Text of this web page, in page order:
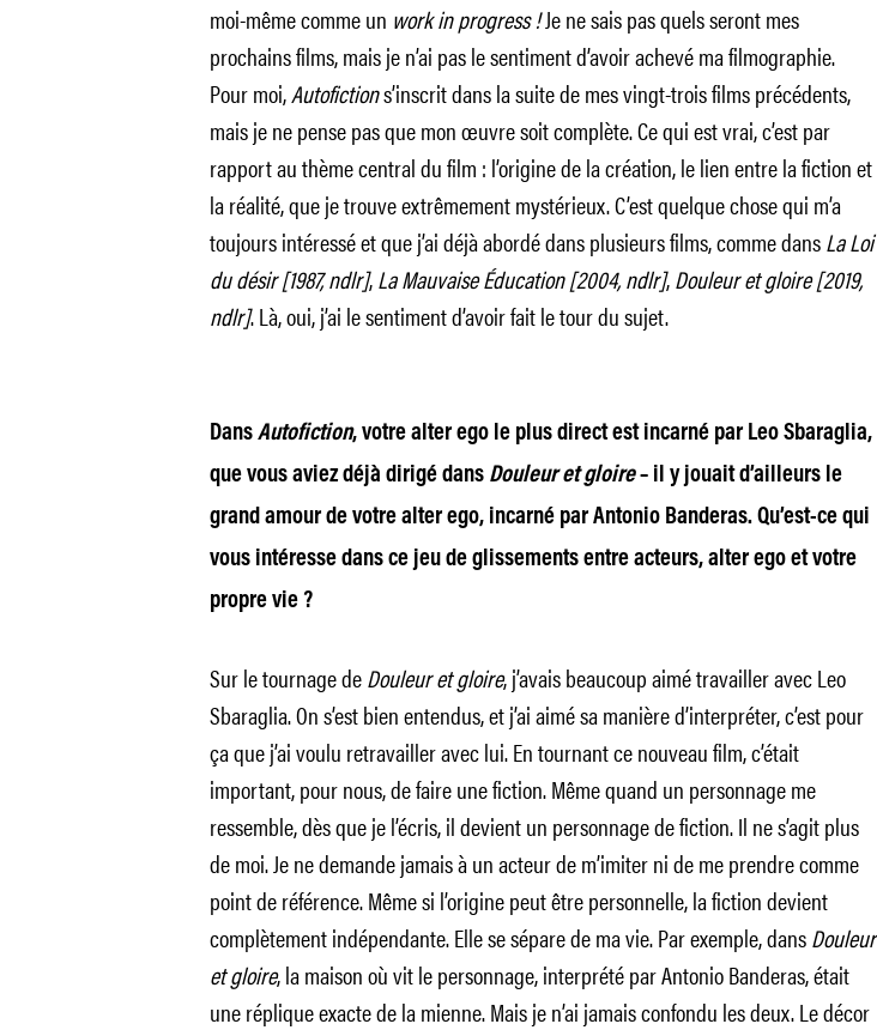
moi-même comme un work in progress !Je ne sais pas quels seront mes
prochains films, mais je n’ai pas le sentiment d’avoir achevé ma filmographie.
Pour moi,Autofictions’inscrit dans la suite de mes vingt-trois films précédents,
mais je ne pense pas que mon œuvre soit complète. Ce qui est vrai, c’est par
rapport au thème central du film : l’origine de la création, le lien entre la fiction et
la réalité, que je trouve extrêmement mystérieux. C’est quelque chose qui m’a
toujours intéressé et que j’ai déjà abordé dans plusieurs films, comme dansLa Loi
du désir [1987, ndlr],La Mauvaise Éducation [2004, ndlr],Douleur et gloire [2019,
ndlr]. Là, oui, j’ai le sentiment d’avoir fait le tour du sujet.
Dans Autofiction, votre alter ego le plus direct est incarné par Leo Sbaraglia,
que vous aviez déjà dirigé dans Douleur et gloire– il y jouait d’ailleurs le
grand amour de votre alter ego, incarné par Antonio Banderas. Qu’est-ce qui
vous intéresse dans ce jeu de glissements entre acteurs, alter ego et votre
propre vie ?
Sur le tournage deDouleur et gloire, j’avais beaucoup aimé travailler avec Leo
Sbaraglia. On s’est bien entendus, et j’ai aimé sa manière d’interpréter, c’est pour
ça que j’ai voulu retravailler avec lui. En tournant ce nouveau film, c’était
important, pour nous, de faire une fiction. Même quand un personnage me
ressemble, dès que je l’écris, il devient un personnage de fiction. Il ne s’agit plus
de moi. Je ne demande jamais à un acteur de m’imiter ni de me prendre comme
point de référence. Même si l’origine peut être personnelle, la fiction devient
complètement indépendante. Elle se sépare de ma vie. Par exemple, dansDouleur
et gloire, la maison où vit le personnage, interprété par Antonio Banderas, était
une réplique exacte de la mienne. Mais je n’ai jamais confondu les deux. Le décor